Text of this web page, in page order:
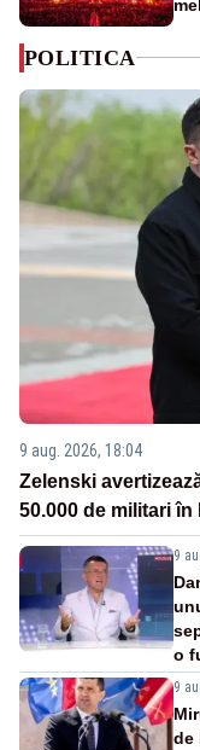
POLITICA
9 aug. 2026, 18:04
Zelenski
50.000 de militari în
9
o
9
de